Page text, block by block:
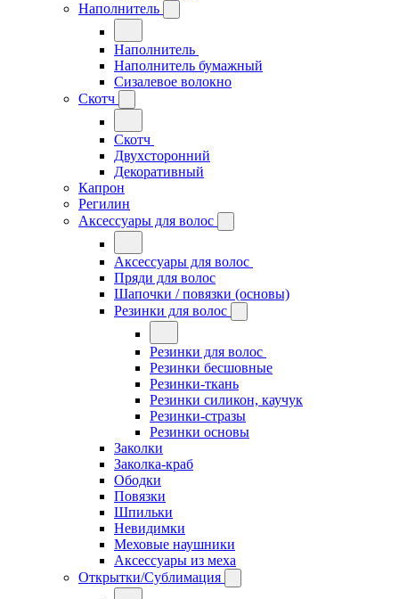
Наполнитель
Наполнитель
Наполнитель бумажный
Сизалевое волокно
Скотч
Скотч
Двухсторонний
Декоративный
Капрон
Регилин
Аксессуары для волос
Аксессуары для волос
Пряди для волос
Шапочки / повязки (основы)
Резинки для волос
Резинки для волос
Резинки бесшовные
Резинки-ткань
Резинки силикон, каучук
Резинки-стразы
Резинки основы
Заколки
Заколка-краб
Ободки
Повязки
Шпильки
Невидимки
Меховые наушники
Аксессуары из меха
Открытки/Сублимация